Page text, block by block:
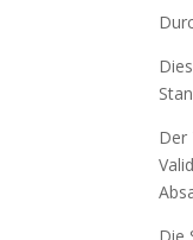
Der